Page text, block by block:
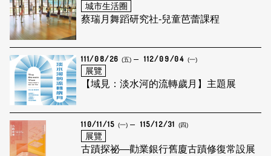
城市生活圈
蔡瑞月舞蹈研究社-兒童芭蕾課程
111/08/26 (五) 112/09/04 (一)
展覽
【域見：淡水河的流轉歲月】主題展
110/11/15 (一) 115/12/31 (四)
展覽
古蹟探祕—勸業銀行舊廈古蹟修復常設展